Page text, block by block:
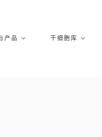
产品 干细胞库